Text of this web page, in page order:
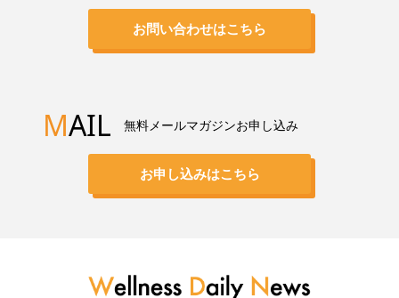
お問い合わせはこちら
MAIL 無料メールマガジンお申し込み
お申し込みはこちら